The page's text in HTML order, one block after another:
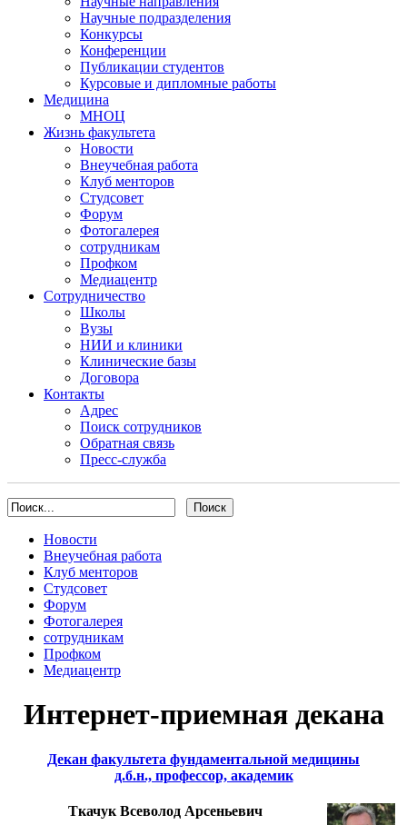
Научные подразделения
Конкурсы
Конференции
Публикации студентов
Курсовые и дипломные работы
Медицина
МНОЦ
Жизнь факультета
Новости
Внеучебная работа
Клуб менторов
Студсовет
Форум
Фотогалерея
сотрудникам
Профком
Медиацентр
Сотрудничество
Школы
Вузы
НИИ и клиники
Клинические базы
Договора
Контакты
Адрес
Поиск сотрудников
Обратная связь
Пресс-служба
Новости
Внеучебная работа
Клуб менторов
Студсовет
Форум
Фотогалерея
сотрудникам
Профком
Медиацентр
Интернет-приемная декана
Декан факультета фундаментальной медицины
д.б.н., профессор, академик
Ткачук Всеволод Арсеньевич